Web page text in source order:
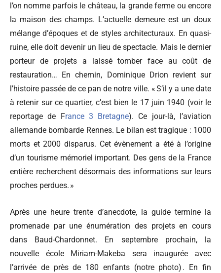
l’on nomme parfois le château, la grande ferme ou encore
la maison des champs. L’actuelle demeure est un doux
mélange d’époques et de styles architecturaux. En quasi-
ruine, elle doit devenir un lieu de spectacle. Mais le dernier
porteur de projets a laissé tomber face au coût de
restauration… En chemin, Dominique Drion revient sur
l’histoire passée de ce pan de notre ville. « S’il y a une date
à retenir sur ce quartier, c’est bien le 17 juin 1940 (voir le
reportage de France 3 Bretagne). Ce jour-là, l’aviation
allemande bombarde Rennes. Le bilan est tragique : 1000
morts et 2000 disparus. Cet évènement a été à l’origine
d’un tourisme mémoriel important. Des gens de la France
entière recherchent désormais des informations sur leurs
proches perdues. »
Après une heure trente d’anecdote, la guide termine la
promenade par une énumération des projets en cours
dans Baud-Chardonnet. En septembre prochain, la
nouvelle école Miriam-Makeba sera inaugurée avec
l’arrivée de près de 180 enfants (notre photo) . En fin